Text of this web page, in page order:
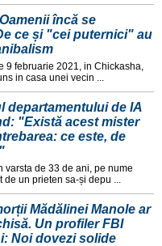
încă se
ce și "cei puternici" au
9 februarie 2021, in Chickasha,
in casa unei vecin ...
departamentului de IA
"Există acest mister
ce este, de
varsta de 33 de ani, pe nume
un prieten sa-și depu ...
Mădălinei Manole ar
Un profiler FBI
Noi dovezi solide